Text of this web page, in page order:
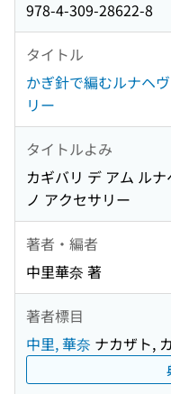
978-4-309-28622-8
タイトル
かぎ針で編むルナヘ
リー
タイトルよみ
カギバリ デ アム ル
ノ アクセサリー
著者・編者
中里華奈 著
著者標目
中里, 華奈 ナカザト,